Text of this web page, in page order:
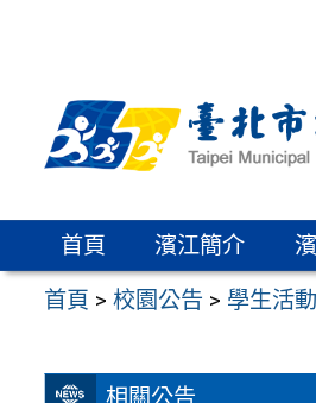
區
首頁 濱江簡介
首頁 >校園公告 > 學生活